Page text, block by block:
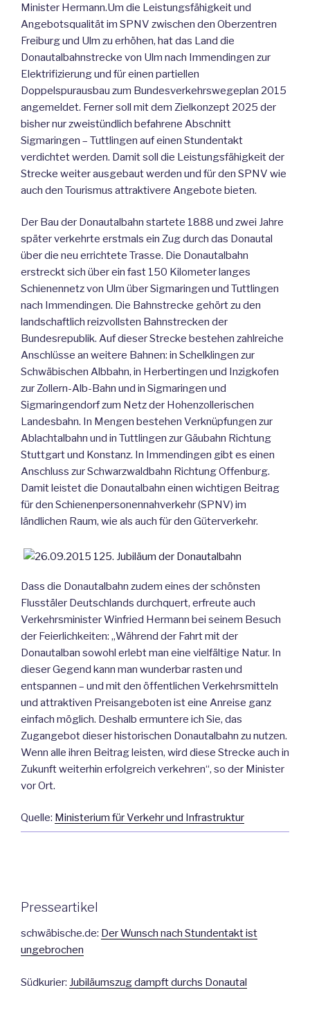
Minister Hermann.Um die Leistungsfähigkeit und
Angebotsqualität im SPNV zwischen den Oberzentren
Freiburg und Ulm zu erhöhen, hat das Land die
Donautalbahnstrecke von Ulm nach Immendingen zur
Elektrifizierung und für einen partiellen
Doppelspurausbau zum Bundesverkehrswegeplan 2015
angemeldet. Ferner soll mit dem Zielkonzept 2025 der
bisher nur zweistündlich befahrene Abschnitt
Sigmaringen – Tuttlingen auf einen Stundentakt
verdichtet werden. Damit soll die Leistungsfähigkeit der
Strecke weiter ausgebaut werden und für den SPNV wie
auch den Tourismus attraktivere Angebote bieten.
Der Bau der Donautalbahn startete 1888 und zwei Jahre
später verkehrte erstmals ein Zug durch das Donautal
über die neu errichtete Trasse. Die Donautalbahn
erstreckt sich über ein fast 150 Kilometer langes
Schienennetz von Ulm über Sigmaringen und Tuttlingen
nach Immendingen. Die Bahnstrecke gehört zu den
landschaftlich reizvollsten Bahnstrecken der
Bundesrepublik. Auf dieser Strecke bestehen zahlreiche
Anschlüsse an weitere Bahnen: in Schelklingen zur
Schwäbischen Albbahn, in Herbertingen und Inzigkofen
zur Zollern-Alb-Bahn und in Sigmaringen und
Sigmaringendorf zum Netz der Hohenzollerischen
Landesbahn. In Mengen bestehen Verknüpfungen zur
Ablachtalbahn und in Tuttlingen zur Gäubahn Richtung
Stuttgart und Konstanz. In Immendingen gibt es einen
Anschluss zur Schwarzwaldbahn Richtung Offenburg.
Damit leistet die Donautalbahn einen wichtigen Beitrag
für den Schienenpersonennahverkehr (SPNV) im
ländlichen Raum, wie als auch für den Güterverkehr.
Dass die Donautalbahn zudem eines der schönsten
Flusstäler Deutschlands durchquert, erfreute auch
Verkehrsminister Winfried Hermann bei seinem Besuch
der Feierlichkeiten: „Während der Fahrt mit der
Donautalban sowohl erlebt man eine vielfältige Natur. In
dieser Gegend kann man wunderbar rasten und
entspannen – und mit den öffentlichen Verkehrsmitteln
und attraktiven Preisangeboten ist eine Anreise ganz
einfach möglich. Deshalb ermuntere ich Sie, das
Zugangebot dieser historischen Donautalbahn zu nutzen.
Wenn alle ihren Beitrag leisten, wird diese Strecke auch in
Zukunft weiterhin erfolgreich verkehren“, so der Minister
vor Ort.
Quelle: Ministerium für Verkehr und Infrastruktur
Presseartikel
schwäbische.de: Der Wunsch nach Stundentakt ist
ungebrochen
Südkurier: Jubiläumszug dampft durchs Donautal